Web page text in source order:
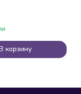
корзину